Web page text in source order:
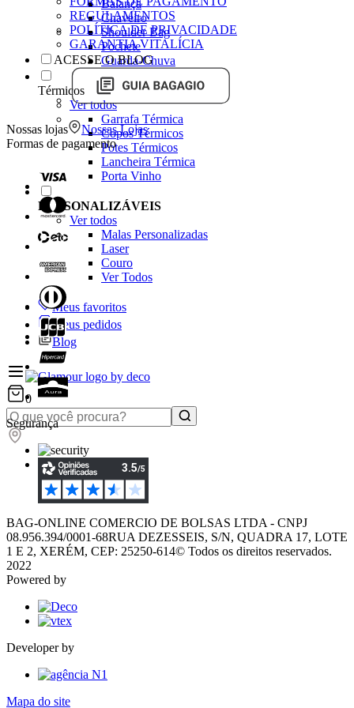
Balança
Chaveiro
Shoulder Bag
Pochete
Guarda-Chuva
Térmicos
Ver todos
Garrafa Térmica
Copos Térmicos
Potes Térmicos
Lancheira Térmica
Porta Vinho
PERSONALIZÁVEIS
Ver todos
Malas Personalizadas
Laser
Couro
Ver Todos
Meus favoritos
Meus pedidos
Blog
0
REGULAMENTOS
POLÍTICA DE PRIVACIDADE
GARANTIA VITALÍCIA
ACESSE O BLOG
Nossas lojas
Nossas Lojas
Formas de pagamento
Segurança
BAG-ONLINE COMERCIO DE BOLSAS LTDA - CNPJ
08.956.394/0001-68RUA DEZESSEIS, S/N, QUADRA 17, LOTE
1 E 2, XERÉM, CEP: 25250-614© Todos os direitos reservados.
2022
Powered by
Developer by
Mapa do site